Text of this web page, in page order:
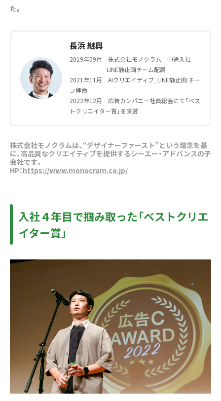
た。
長浜 継興
2019年09月 株式会社モノクラム 中途入社
LINE静止画チーム配属
2021年11月 AIクリエイティブ_LINE静止画 チー
フ拝命
2022年12月 広告カンパニー社員総会にて「ベス
トクリエイター賞」を受賞
株式会社モノクラムは、“デザイナーファースト”という理念を基
に、高品質なクリエイティブを提供するシーエー・アドバンスの子
会社です。
HP：https://www.monocram.co.jp/
入社４年目で掴み取った「ベストクリエ
イター賞」